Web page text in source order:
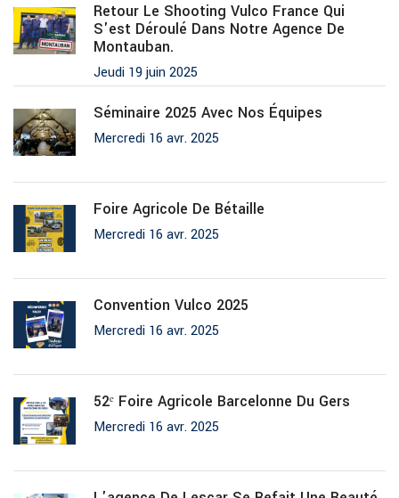
Retour Le Shooting Vulco France Qui
S'est Déroulé Dans Notre Agence De
Montauban.
Jeudi 19 juin 2025
Séminaire 2025 Avec Nos Équipes
Mercredi 16 avr. 2025
Foire Agricole De Bétaille
Mercredi 16 avr. 2025
Convention Vulco 2025
Mercredi 16 avr. 2025
52ᵉ Foire Agricole Barcelonne Du Gers
Mercredi 16 avr. 2025